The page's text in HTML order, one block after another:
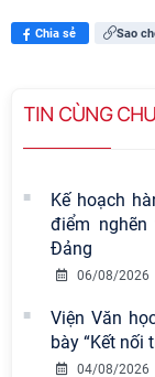
Chia sẻ Sao
TIN CÙNG
Kế hoạch
điểm
Đảng
06/08/2026
Viện Văn
bày “Kết nối
04/08/2026